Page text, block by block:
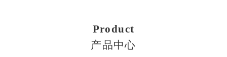
Product
产品中心